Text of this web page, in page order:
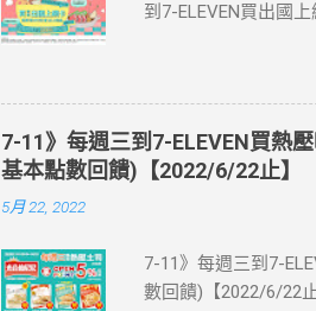
到7-ELEVEN買出國
站登錄 【點我登錄
📣 再也不怕忘記買
·活動詳情：好康優惠
教學】 📲 全球上網
eSIM適用機型： ※
裝置是否可使用eSIM
7-11》每週三到7-ELEVEN買熱
基本點數回饋)【2022/6/22止】
5月 22, 2022
7-11》每週三到7-
數回饋)【2022/6/22